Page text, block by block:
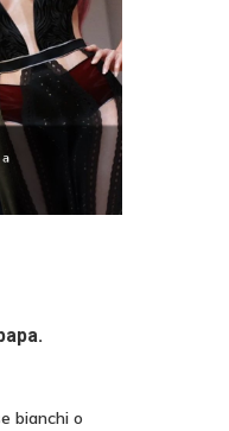
bianchi o